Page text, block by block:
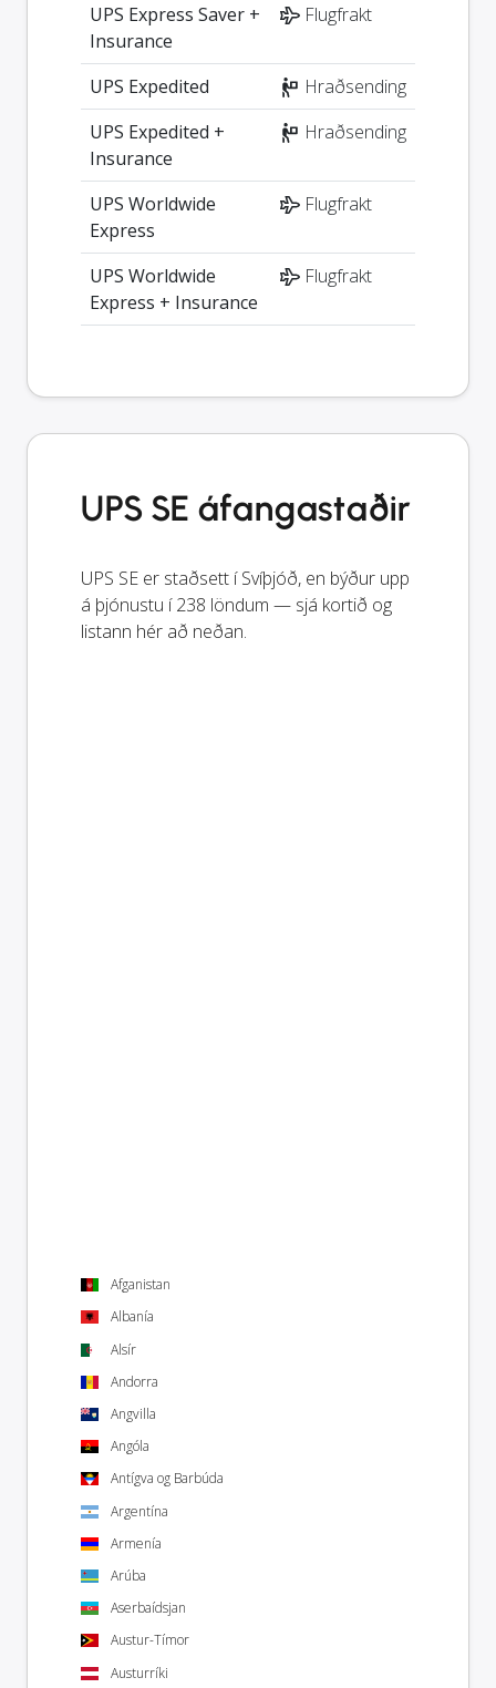
UPS Express Saver +
Insurance
Flugfrakt
UPS Expedited
Hraðsending
UPS Expedited +
Insurance
Hraðsending
UPS Worldwide
Express
Flugfrakt
UPS Worldwide
Express + Insurance
Flugfrakt
UPS SE áfangastaðir
UPS SE er staðsett í Svíþjóð, en býður upp
á þjónustu í 238 löndum — sjá kortið og
listann hér að neðan.
Afganistan
Albanía
Alsír
Andorra
Angvilla
Angóla
Antígva og Barbúda
Argentína
Armenía
Arúba
Aserbaídsjan
Austur-Tímor
Austurríki